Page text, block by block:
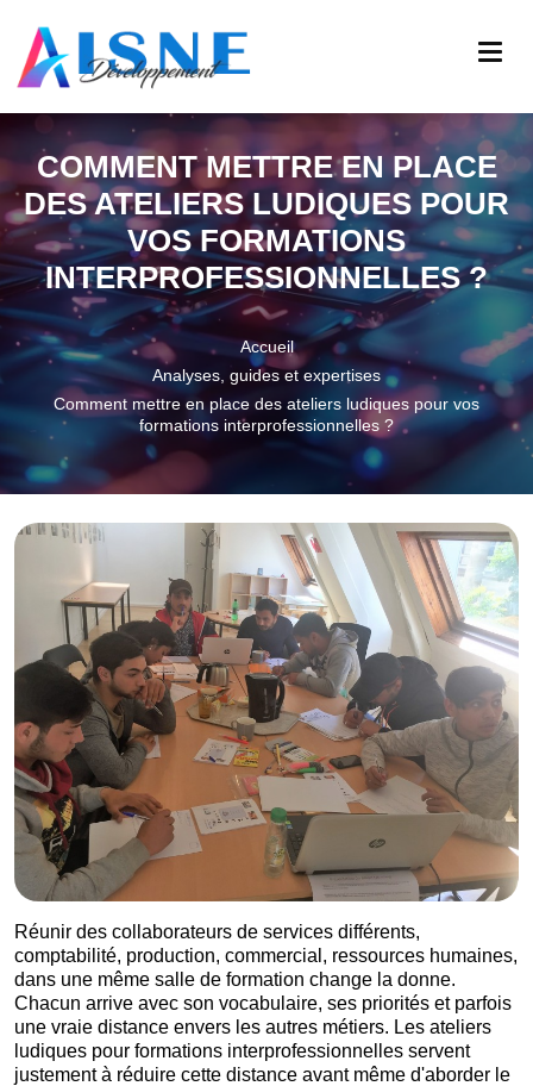
COMMENT METTRE EN PLACE
DES ATELIERS LUDIQUES POUR
VOS FORMATIONS
INTERPROFESSIONNELLES ?
Accueil
Analyses, guides et expertises
Comment mettre en place des ateliers ludiques pour vos
formations interprofessionnelles ?
Réunir des collaborateurs de services différents,
comptabilité, production, commercial, ressources humaines,
dans une même salle de formation change la donne.
Chacun arrive avec son vocabulaire, ses priorités et parfois
une vraie distance envers les autres métiers. Les ateliers
ludiques pour formations interprofessionnelles servent
justement à réduire cette distance avant même d'aborder le